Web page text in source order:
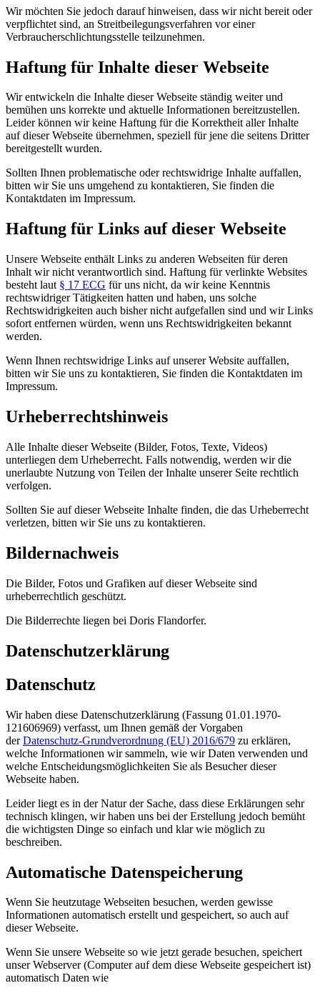
Wir möchten Sie jedoch darauf hinweisen, dass wir nicht bereit oder
verpflichtet sind, an Streitbeilegungsverfahren vor einer
Verbraucherschlichtungsstelle teilzunehmen.
Haftung für Inhalte dieser Webseite
Wir entwickeln die Inhalte dieser Webseite ständig weiter und
bemühen uns korrekte und aktuelle Informationen bereitzustellen.
Leider können wir keine Haftung für die Korrektheit aller Inhalte
auf dieser Webseite übernehmen, speziell für jene die seitens Dritter
bereitgestellt wurden.
Sollten Ihnen problematische oder rechtswidrige Inhalte auffallen,
bitten wir Sie uns umgehend zu kontaktieren, Sie finden die
Kontaktdaten im Impressum.
Haftung für Links auf dieser Webseite
Unsere Webseite enthält Links zu anderen Webseiten für deren
Inhalt wir nicht verantwortlich sind. Haftung für verlinkte Websites
besteht laut § 17 ECG für uns nicht, da wir keine Kenntnis
rechtswidriger Tätigkeiten hatten und haben, uns solche
Rechtswidrigkeiten auch bisher nicht aufgefallen sind und wir Links
sofort entfernen würden, wenn uns Rechtswidrigkeiten bekannt
werden.
Wenn Ihnen rechtswidrige Links auf unserer Website auffallen,
bitten wir Sie uns zu kontaktieren, Sie finden die Kontaktdaten im
Impressum.
Urheberrechtshinweis
Alle Inhalte dieser Webseite (Bilder, Fotos, Texte, Videos)
unterliegen dem Urheberrecht. Falls notwendig, werden wir die
unerlaubte Nutzung von Teilen der Inhalte unserer Seite rechtlich
verfolgen.
Sollten Sie auf dieser Webseite Inhalte finden, die das Urheberrecht
verletzen, bitten wir Sie uns zu kontaktieren.
Bildernachweis
Die Bilder, Fotos und Grafiken auf dieser Webseite sind
urheberrechtlich geschützt.
Die Bilderrechte liegen bei Doris Flandorfer.
Datenschutzerklärung
Datenschutz
Wir haben diese Datenschutzerklärung (Fassung 01.01.1970-
121606969) verfasst, um Ihnen gemäß der Vorgaben
derDatenschutz-Grundverordnung (EU) 2016/679 zu erklären,
welche Informationen wir sammeln, wie wir Daten verwenden und
welche Entscheidungsmöglichkeiten Sie als Besucher dieser
Webseite haben.
Leider liegt es in der Natur der Sache, dass diese Erklärungen sehr
technisch klingen, wir haben uns bei der Erstellung jedoch bemüht
die wichtigsten Dinge so einfach und klar wie möglich zu
beschreiben.
Automatische Datenspeicherung
Wenn Sie heutzutage Webseiten besuchen, werden gewisse
Informationen automatisch erstellt und gespeichert, so auch auf
dieser Webseite.
Wenn Sie unsere Webseite so wie jetzt gerade besuchen, speichert
unser Webserver (Computer auf dem diese Webseite gespeichert ist)
automatisch Daten wie